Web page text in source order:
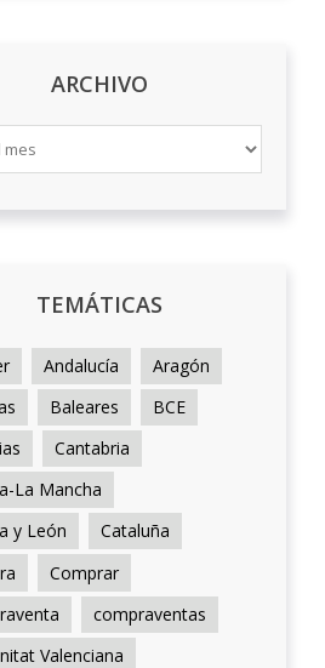
ARCHIVO
TEMÁTICAS
Andalucía
Aragón
Baleares
BCE
Cantabria
La Mancha
y León
Cataluña
Comprar
compraventas
Valenciana